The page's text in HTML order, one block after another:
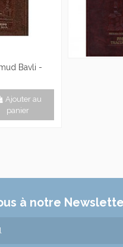
Bavli -
Ajouter au
panier
à notre